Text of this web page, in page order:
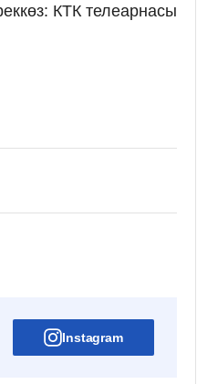
КТК телеарнасы
Instagram